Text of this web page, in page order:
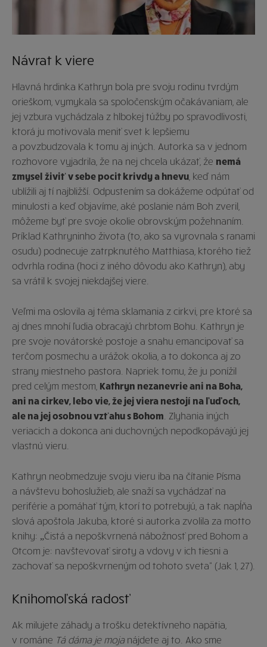
Návrat k viere
Hlavná hrdinka Kathryn bola pre svoju rodinu tvrdým
orieškom, vymykala sa spoločenským očakávaniam, ale
jej vzbura vychádzala z hlbokej túžby po spravodlivosti,
ktorá ju motivovala meniť svet k lepšiemu
a povzbudzovala k tomu aj iných. Autorka sa v jednom
rozhovore vyjadrila, že na nej chcela ukázať, že nemá
zmysel živiť v sebe pocit krivdy a hnevu , keď nám
ublížili aj tí najbližší. Odpustením sa dokážeme odpútať od
minulosti a keď objavíme, aké poslanie nám Boh zveril,
môžeme byť pre svoje okolie obrovským požehnaním.
Príklad Kathryninho života (to, ako sa vyrovnala s ranami
osudu) podnecuje zatrpknutého Matthiasa, ktorého tiež
odvrhla rodina (hoci z iného dôvodu ako Kathryn), aby
sa vrátil k svojej niekdajšej viere.
Veľmi ma oslovila aj téma sklamania z cirkvi, pre ktoré sa
aj dnes mnohí ľudia obracajú chrbtom Bohu. Kathryn je
pre svoje novátorské postoje a snahu emancipovať sa
terčom posmechu a urážok okolia, a to dokonca aj zo
strany miestneho pastora. Napriek tomu, že ju ponížil
pred celým mestom, Kathryn nezanevrie ani na Boha,
ani na cirkev, lebo vie, že jej viera nestojí na ľuďoch,
ale na jej osobnou vzťahu s Bohom . Zlyhania iných
veriacich a dokonca ani duchovných nepodkopávajú jej
vlastnú vieru.
Kathryn neobmedzuje svoju vieru iba na čítanie Písma
a návštevu bohoslužieb, ale snaží sa vychádzať na
periférie a pomáhať tým, ktorí to potrebujú, a tak napĺňa
slová apoštola Jakuba, ktoré si autorka zvolila za motto
knihy: „Čistá a nepoškvrnená nábožnosť pred Bohom a
Otcom je: navštevovať siroty a vdovy v ich tiesni a
zachovať sa nepoškvrneným od tohoto sveta“ (Jak 1, 27).
Knihomoľská radosť
Ak milujete záhady a trošku detektívneho napätia,
v románe Tá dáma je moja nájdete aj to. Ako sme